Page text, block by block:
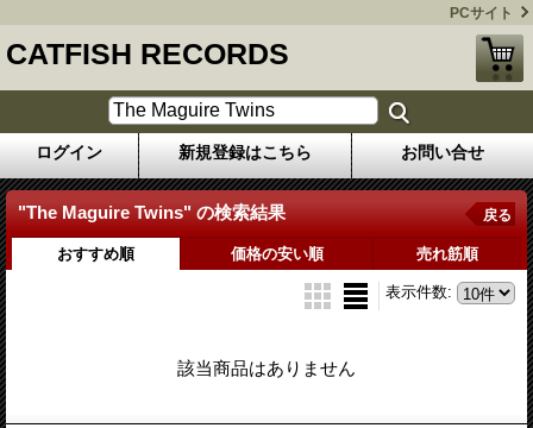
PCサイト
CATFISH RECORDS
ログイン 新規登録はこちら お問い合せ
"The Maguire Twins" の検索結果 戻る
おすすめ順 価格の安い順 売れ筋順
表示件数:
該当商品はありません